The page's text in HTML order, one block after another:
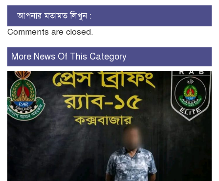
আপনার মতামত লিখুন :
Comments are closed.
More News Of This Category